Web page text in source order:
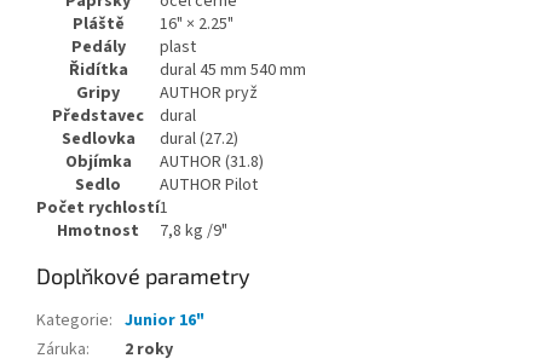
Pláště
16" × 2.25"
Pedály
plast
Řidítka
dural 45 mm 540 mm
Gripy
AUTHOR pryž
Představec
dural
Sedlovka
dural (27.2)
Objímka
AUTHOR (31.8)
Sedlo
AUTHOR Pilot
Počet rychlostí1
Hmotnost
7,8 kg /9"
Doplňkové parametry
Kategorie: Junior 16"
Záruka: 2 roky